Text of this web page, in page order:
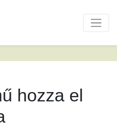
hozza el